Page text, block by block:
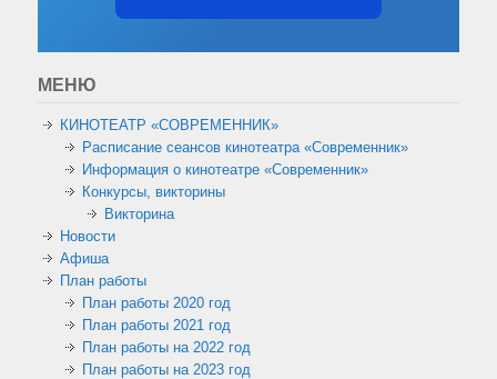
МЕНЮ
КИНОТЕАТР «СОВРЕМЕННИК»
Расписание сеансов кинотеатра «Современник»
Информация о кинотеатре «Современник»
Конкурсы, викторины
Викторина
Новости
Афиша
План работы
План работы 2020 год
План работы 2021 год
План работы на 2022 год
План работы на 2023 год